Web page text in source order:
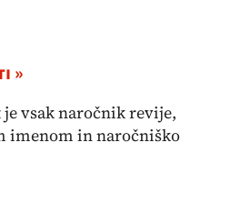
»
vsak naročnik revije,
imenom in naročniško